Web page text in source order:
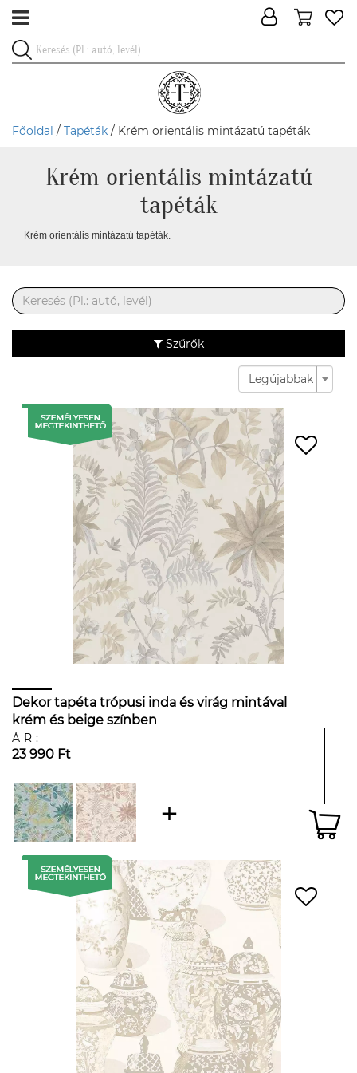
Főoldal / Tapéták / Krém orientális mintázatú tapéták
Krém orientális mintázatú
tapéták
Krém orientális mintázatú tapéták.
Szűrők
Legújabbak
Dekor tapéta trópusi inda és virág mintával
krém és beige színben
ÁR:
23 990 Ft